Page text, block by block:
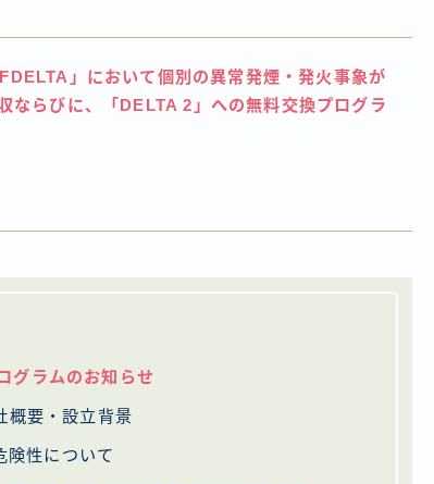
」において個別の異常発煙・発火事象が
ならびに、「DELTA 2」への無料交換プログラ
グラムのお知らせ
概要・設立背景
険性について